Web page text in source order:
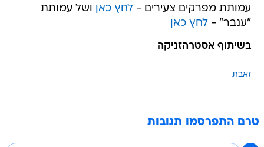
עמותת מפרקים צעירים -לחץ כאן ושל עמותת
"ענבר" -לחץ כאן
בשיתוף אסטרהזניקה
זאבת
טרם התפרסמו תגובות